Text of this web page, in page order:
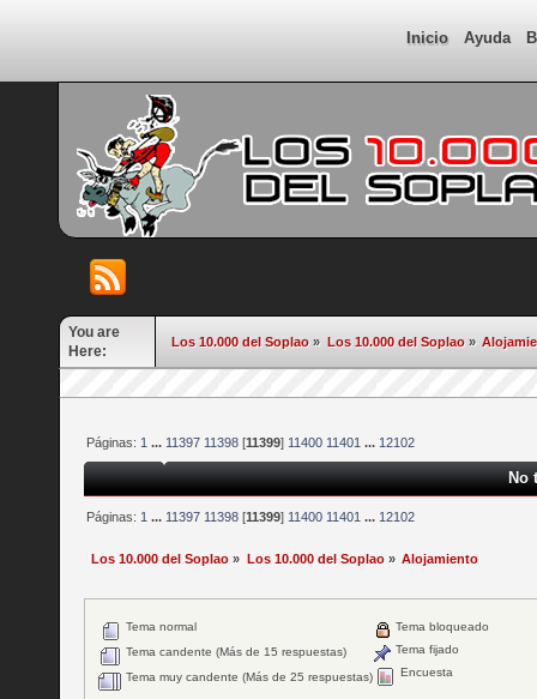
Inicio Ayuda
You are
Here:
Los 10.000 del Soplao » Los 10.000 del Soplao»
Páginas: 1 ... 11397 11398 [11399] 11400 11401 ... 12102
No
Páginas: 1 ... 11397 11398 [11399] 11400 11401 ... 12102
Los 10.000 del Soplao » Los 10.000 del Soplao» Alojamiento
Tema normal
Tema candente (Más de 15 respuestas)
Tema muy candente (Más de 25 respuestas)
Tema bloqueado
Tema fijado
Encuesta